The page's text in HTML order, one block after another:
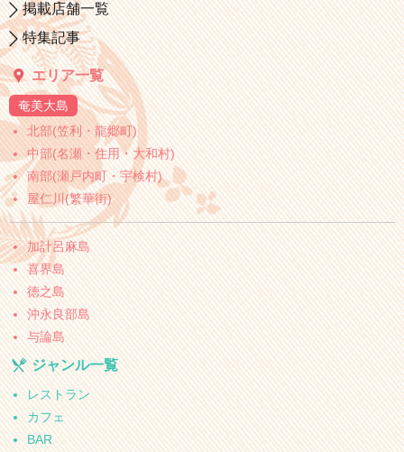
掲載店舗一覧
特集記事
エリア一覧
奄美大島
北部(笠利・龍郷町)
中部(名瀬・住用・大和村)
南部(瀬戸内町・宇検村)
屋仁川(繁華街)
加計呂麻島
喜界島
徳之島
沖永良部島
与論島
ジャンル一覧
レストラン
カフェ
BAR